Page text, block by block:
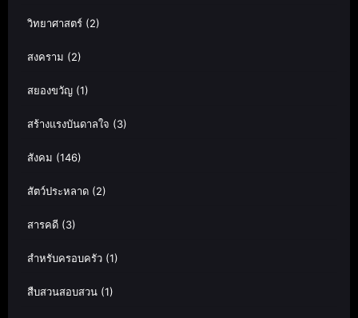
วิทยาศาสตร์ (2)
สงคราม (2)
สยองขวัญ (1)
สร้างแรงบันดาลใจ (3)
สังคม (146)
สัตว์ประหลาด (2)
สารคดี (3)
สำหรับครอบครัว (1)
สืบสวนสอบสวน (1)